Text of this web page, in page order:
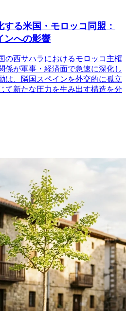
する米国・モロッコ同盟：
ンへの影響
の西サハラにおけるモロッコ主権
係が軍事・経済面で急速に深化し
は、隣国スペインを外交的に孤立
て新たな圧力を生み出す構造を分